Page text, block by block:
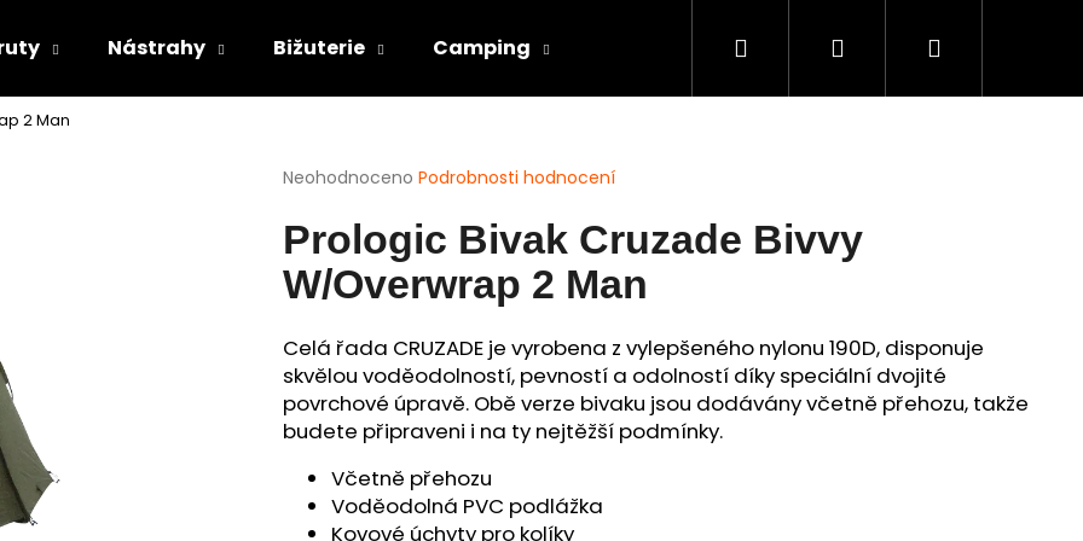
Nástrahy Bižuterie Camping Péče o úlovky BAZAR použité zboží
Hledat PřihlášeníNákupní
2 Man
Průměrné
produktu
je
0,0
z
hvězdiček.
Neohodnoceno Podrobnosti hodnocení
Prologic Bivak Cruzade Bivvy
W/Overwrap 2 Man
Celá řada CRUZADE je vyrobena z vylepšeného nylonu 190D, disponuje
skvělou voděodolností, pevností a odolností díky speciální dvojité
povrchové úpravě. Obě verze bivaku jsou dodávány včetně přehozu, takže
budete připraveni i na ty nejtěžší podmínky.
Včetně přehozu
Voděodolná PVC podlážka
Kovové úchyty pro kolíky
Co potřebujete najít?
HLEDAT